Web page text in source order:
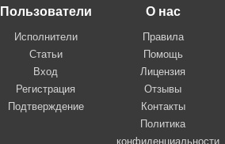
Пользователи
Исполнители
Статьи
Вход
Регистрация
Подтверждение
О нас
Правила
Помощь
Лицензия
Отзывы
Контакты
Политика
конфиденциальности